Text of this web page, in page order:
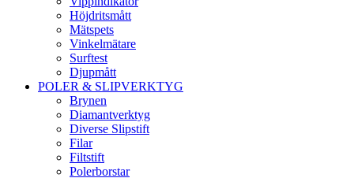
Höjdritsmått
Mätspets
Vinkelmätare
Surftest
Djupmått
POLER & SLIPVERKTYG
Brynen
Diamantverktyg
Diverse Slipstift
Filar
Filtstift
Polerborstar